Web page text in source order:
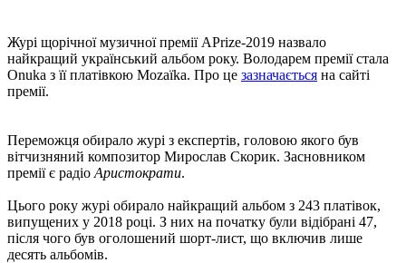
Журі щорічної музичної премії APrize-2019 назвало
найкращий український альбом року. Володарем премії стала
Onuka з її платівкою Mоzaїka. Про це зазначається на сайті
премії.
Переможця обирало журі з експертів, головою якого був
вітчизняний композитор Мирослав Скорик. Засновником
премії є радіо Аристократи.
Цього року журі обирало найкращий альбом з 243 платівок,
випущених у 2018 році. З них на початку були відібрані 47,
після чого був оголошений шорт-лист, що включив лише
десять альбомів.